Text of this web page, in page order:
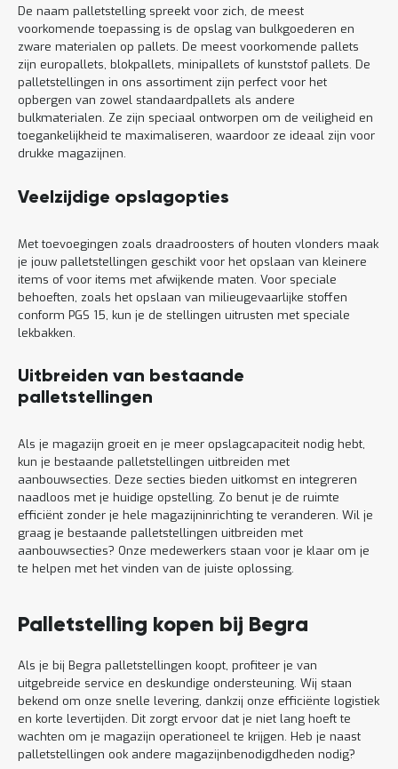
De naam palletstelling spreekt voor zich, de meest
voorkomende toepassing is de opslag van bulkgoederen en
zware materialen op pallets. De meest voorkomende pallets
zijn europallets, blokpallets, minipallets of kunststof pallets. De
palletstellingen in ons assortiment zijn perfect voor het
opbergen van zowel standaardpallets als andere
bulkmaterialen. Ze zijn speciaal ontworpen om de veiligheid en
toegankelijkheid te maximaliseren, waardoor ze ideaal zijn voor
drukke magazijnen.
Veelzijdige opslagopties
Met toevoegingen zoals draadroosters of houten vlonders maak
je jouw palletstellingen geschikt voor het opslaan van kleinere
items of voor items met afwijkende maten. Voor speciale
behoeften, zoals het opslaan van milieugevaarlijke stoffen
conform PGS 15, kun je de stellingen uitrusten met speciale
lekbakken.
Uitbreiden van bestaande
palletstellingen
Als je magazijn groeit en je meer opslagcapaciteit nodig hebt,
kun je bestaande palletstellingen uitbreiden met
aanbouwsecties. Deze secties bieden uitkomst en integreren
naadloos met je huidige opstelling. Zo benut je de ruimte
efficiënt zonder je hele magazijninrichting te veranderen. Wil je
graag je bestaande palletstellingen uitbreiden met
aanbouwsecties? Onze medewerkers staan voor je klaar om je
te helpen met het vinden van de juiste oplossing.
Palletstelling kopen bij Begra
Als je bij Begra palletstellingen koopt, profiteer je van
uitgebreide service en deskundige ondersteuning. Wij staan
bekend om onze snelle levering, dankzij onze efficiënte logistiek
en korte levertijden. Dit zorgt ervoor dat je niet lang hoeft te
wachten om je magazijn operationeel te krijgen. Heb je naast
palletstellingen ook andere magazijnbenodigdheden nodig?